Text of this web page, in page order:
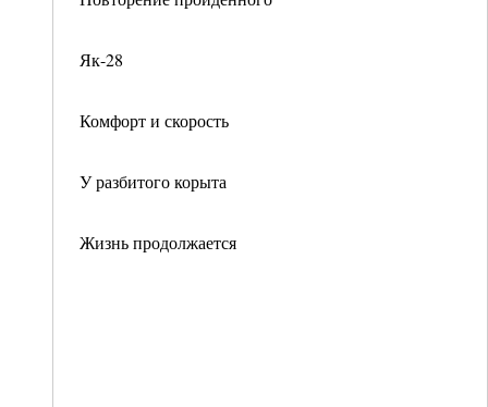
Як-28
Комфорт и скорость
У разбитого корыта
Жизнь продолжается